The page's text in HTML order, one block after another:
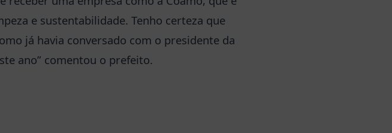
e sustentabilidade. Tenho certeza que
já havia conversado com o presidente da
ano” comentou o prefeito.